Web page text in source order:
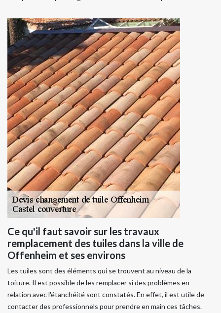
Ce qu'il faut savoir sur les travaux
remplacement des tuiles dans la ville de
Offenheim et ses environs
Les tuiles sont des éléments qui se trouvent au niveau de la
toiture. Il est possible de les remplacer si des problèmes en
relation avec l'étanchéité sont constatés. En effet, il est utile de
contacter des professionnels pour prendre en main ces tâches.